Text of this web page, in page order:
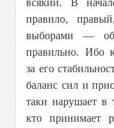
всякий. В
правило,
выборами —
правильно. Ибо
за его
баланс сил и
таки нарушает в
кто принимает